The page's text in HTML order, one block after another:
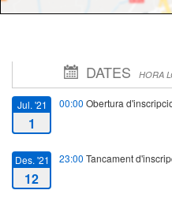
DATES HORA
Jul. '21
1
00:00 Obertura
Des. '21
12
23:00 Tancament